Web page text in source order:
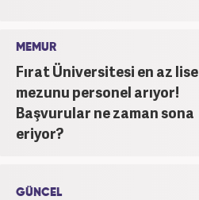
MEMUR
Fırat Üniversitesi en az lise
mezunu personel arıyor!
Başvurular ne zaman sona
eriyor?
GÜNCEL